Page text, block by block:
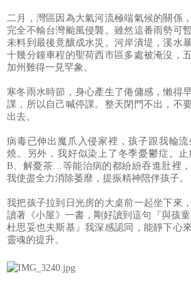
二月，灣區因為大氣河流極端氣候的關係
完全不輸台灣颱風侵襲。雖然這番雨勢可
未料到最後竟釀成水災。河岸潰堤，溪水
十幾分鐘車程的聖荷西市區多處被淹沒，
加州難得一見罕象。
寒冬雨水時節，身心產生了倦傭感，懶得
課，所以自己喊停課。整天閉門不出，不
出去。
病毒已伸出魔爪入侵家裡，孩子跟我輪
燒。另外，我好似染上了冬季憂鬱症。
B、解憂茶…等能治病的都紛紛吞進肚裡，
我使盡全力消除萎靡，提振精神陪伴孩子。
我把孩子拉到日光房的大桌前一起坐下來
讀著《小屋》一書，剛好讀到這句『與孩
杜思妥也夫斯基』我深感認同，能靜下心
靈魂的提升。